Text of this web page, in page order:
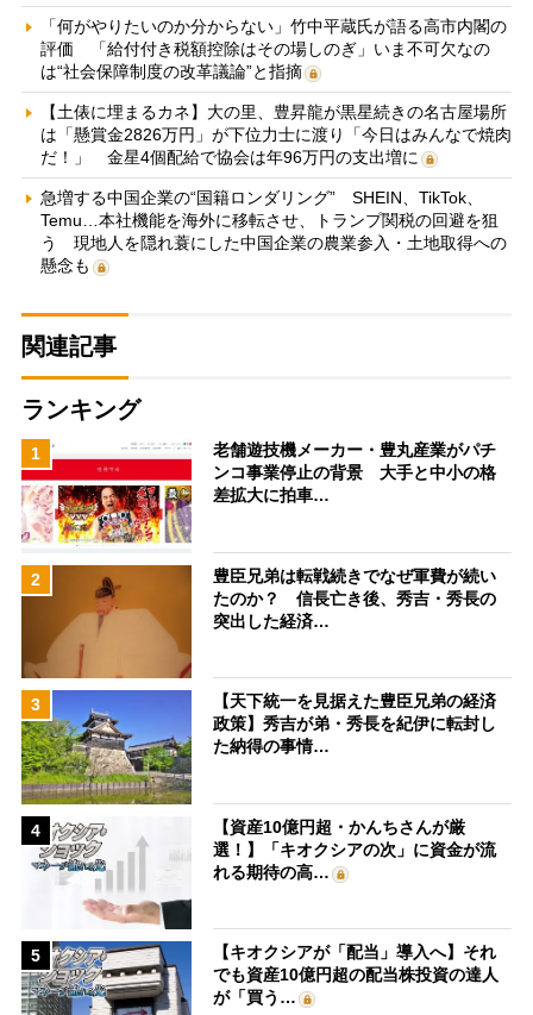
「何がやりたいのか分からない」竹中平蔵氏が語る高市内閣の
評価 「給付付き税額控除はその場しのぎ」いま不可欠なの
は“社会保障制度の改革議論”と指摘
【土俵に埋まるカネ】大の里、豊昇龍が黒星続きの名古屋場所
は「懸賞金2826万円」が下位力士に渡り「今日はみんなで焼肉
だ！」 金星4個配給で協会は年96万円の支出増に
急増する中国企業の“国籍ロンダリング” SHEIN、TikTok、
Temu…本社機能を海外に移転させ、トランプ関税の回避を狙
う 現地人を隠れ蓑にした中国企業の農業参入・土地取得への
懸念も
関連記事
ランキング
1
老舗遊技機メーカー・豊丸産業がパチ
ンコ事業停止の背景 大手と中小の格
差拡大に拍車…
2
豊臣兄弟は転戦続きでなぜ軍費が続い
たのか？ 信長亡き後、秀吉・秀長の
突出した経済…
3
【天下統一を見据えた豊臣兄弟の経済
政策】秀吉が弟・秀長を紀伊に転封し
た納得の事情…
4
【資産10億円超・かんちさんが厳
選！】「キオクシアの次」に資金が流
れる期待の高…
5
【キオクシアが「配当」導入へ】それ
でも資産10億円超の配当株投資の達人
が「買う…